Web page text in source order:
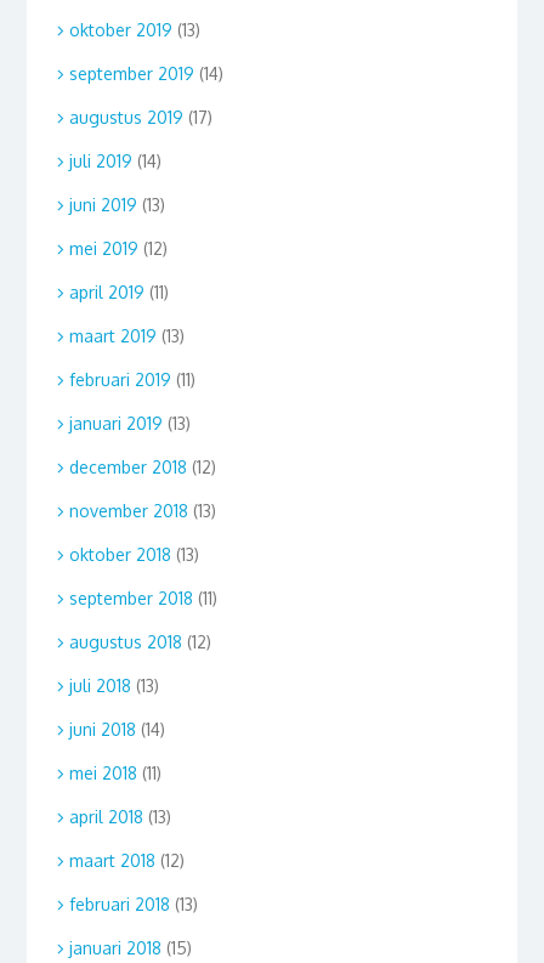
oktober 2019 (13)
september 2019 (14)
augustus 2019 (17)
juli 2019 (14)
juni 2019 (13)
mei 2019 (12)
april 2019 (11)
maart 2019 (13)
februari 2019 (11)
januari 2019 (13)
december 2018 (12)
november 2018 (13)
oktober 2018 (13)
september 2018 (11)
augustus 2018 (12)
juli 2018 (13)
juni 2018 (14)
mei 2018 (11)
april 2018 (13)
maart 2018 (12)
februari 2018 (13)
januari 2018 (15)